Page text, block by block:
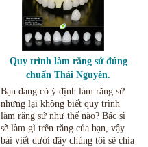
Quy trình làm răng sứ đúng
chuẩn Thái Nguyên.
Bạn đang có ý định làm răng sứ
nhưng lại không biết quy trình
làm răng sứ như thế nào? Bác sĩ
sẽ làm gì trên răng của bạn, vậy
bài viết dưới đây chúng tôi sẽ chia